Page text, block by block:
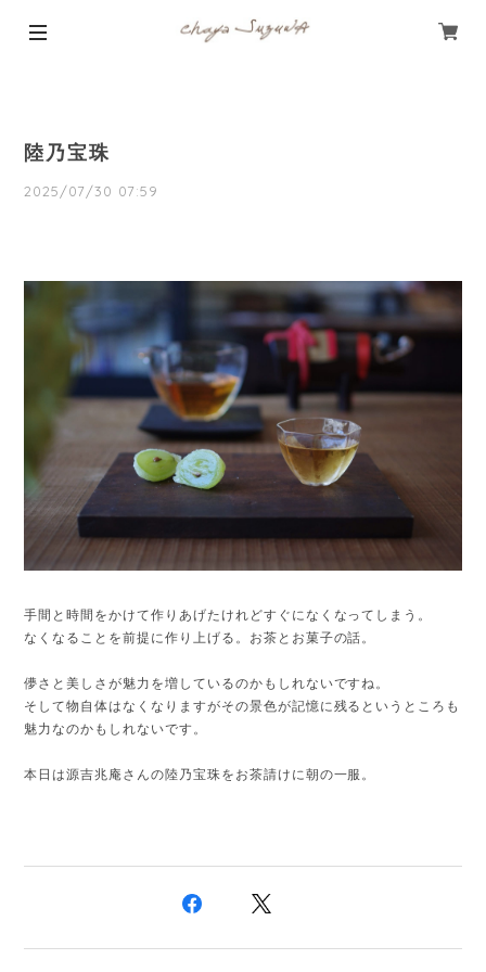
陸乃宝珠
2025/07/30 07:59
手間と時間をかけて作りあげたけれどすぐになくなってしまう。
なくなることを前提に作り上げる。お茶とお菓子の話。
儚さと美しさが魅力を増しているのかもしれないですね。
そして物自体はなくなりますがその景色が記憶に残るというところも
魅力なのかもしれないです。
本日は源吉兆庵さんの陸乃宝珠をお茶請けに朝の一服。